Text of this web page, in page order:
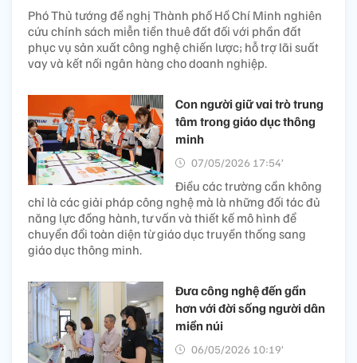
Phó Thủ tướng đề nghị Thành phố Hồ Chí Minh nghiên
cứu chính sách miễn tiền thuê đất đối với phần đất
phục vụ sản xuất công nghệ chiến lược; hỗ trợ lãi suất
vay và kết nối ngân hàng cho doanh nghiệp.
Con người giữ vai trò trung
tâm trong giáo dục thông
minh
07/05/2026 17:54’
Điều các trường cần không
chỉ là các giải pháp công nghệ mà là những đối tác đủ
năng lực đồng hành, tư vấn và thiết kế mô hình để
chuyển đổi toàn diện từ giáo dục truyền thống sang
giáo dục thông minh.
Đưa công nghệ đến gần
hơn với đời sống người dân
miền núi
06/05/2026 10:19’